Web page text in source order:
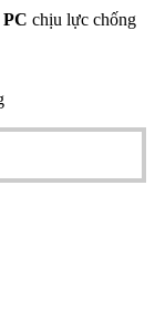
chịu lực chống